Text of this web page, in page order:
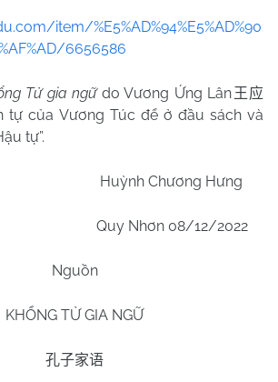
item/%E5%AD%94%E5%AD%90
6656586
Tử gia ngữdo Vương Ứng Lân 王应
tự của Vương Túc để ở đầu sách và
tự”.
Huỳnh Chương Hưng
Quy Nhơn 08/12/2022
Nguồn
KHỔNG TỬ GIA NGỮ
孔子家语